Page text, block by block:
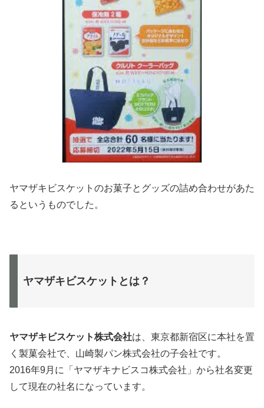
ヤマザキビスケットのお菓子とグッズの詰め合わせがあた
るというものでした。
ヤマザキビスケットとは？
ヤマザキビスケット株式会社は、東京都新宿区に本社を置
く製菓会社で、山崎製パン株式会社の子会社です。
2016年9月に「ヤマザキナビスコ株式会社」から社名変更
して現在の社名になっています。